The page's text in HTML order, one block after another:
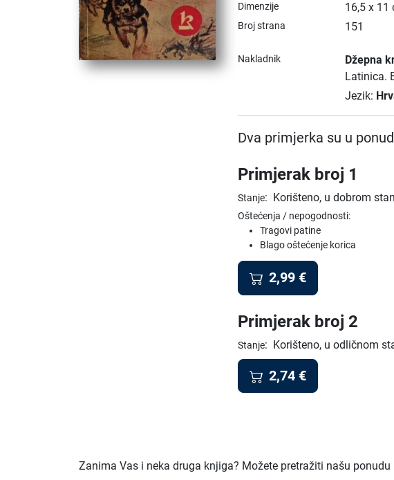
Dimenzije 16,5 x 11
Broj strana 151
Nakladnik Džepna
Latinica.
Jezik:
Dva primjerka su u
Primjerak broj 1
Stanje: Korišteno, u dobrom
Oštećenja / nepogodnosti:
Tragovi patine
Blago oštećenje korica
2,99 €
Primjerak broj 2
Stanje: Korišteno, u odličnom
2,74 €
Zanima Vas i neka druga knjiga? Možete pretražiti našu